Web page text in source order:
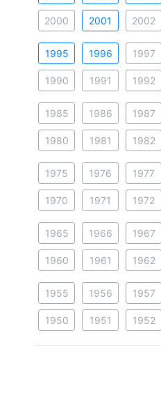
2000 2001 2002
1995 1996 1997
1990 1991 1992
1985 1986 1987
1980 1981 1982
1975 1976 1977
1970 1971 1972
1965 1966 1967
1960 1961 1962
1955 1956 1957
1950 1951 1952